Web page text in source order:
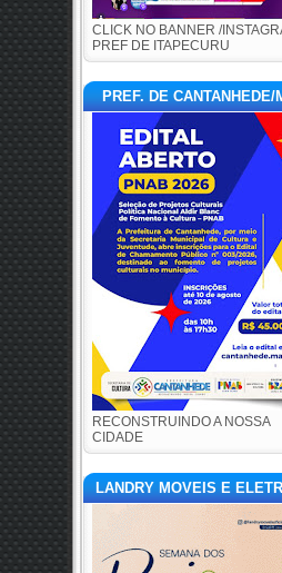
CLICK NO BANNER /
PREF DE ITAPECURU
PREF. DE CANTANHEDE/
RECONSTRUINDO A NOSSA
CIDADE
LANDRY MOVEIS E